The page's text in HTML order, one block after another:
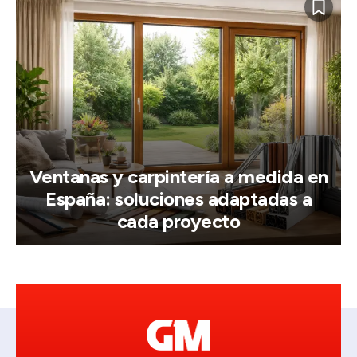
Ventanas y carpintería a medida en
España: soluciones adaptadas a
cada proyecto